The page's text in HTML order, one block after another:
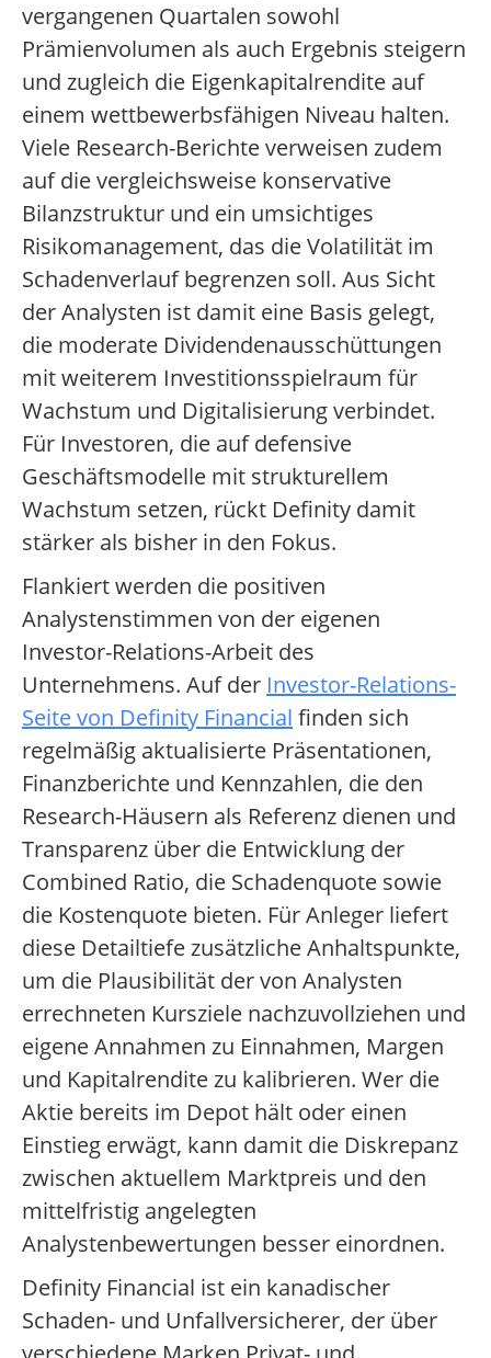
vergangenen Quartalen sowohl
Prämienvolumen als auch Ergebnis steigern
und zugleich die Eigenkapitalrendite auf
einem wettbewerbsfähigen Niveau halten.
Viele Research-Berichte verweisen zudem
auf die vergleichsweise konservative
Bilanzstruktur und ein umsichtiges
Risikomanagement, das die Volatilität im
Schadenverlauf begrenzen soll. Aus Sicht
der Analysten ist damit eine Basis gelegt,
die moderate Dividendenausschüttungen
mit weiterem Investitionsspielraum für
Wachstum und Digitalisierung verbindet.
Für Investoren, die auf defensive
Geschäftsmodelle mit strukturellem
Wachstum setzen, rückt Definity damit
stärker als bisher in den Fokus.
Flankiert werden die positiven
Analystenstimmen von der eigenen
Investor-Relations-Arbeit des
Unternehmens. Auf der Investor-Relations-
Seite von Definity Financial finden sich
regelmäßig aktualisierte Präsentationen,
Finanzberichte und Kennzahlen, die den
Research-Häusern als Referenz dienen und
Transparenz über die Entwicklung der
Combined Ratio, die Schadenquote sowie
die Kostenquote bieten. Für Anleger liefert
diese Detailtiefe zusätzliche Anhaltspunkte,
um die Plausibilität der von Analysten
errechneten Kursziele nachzuvollziehen und
eigene Annahmen zu Einnahmen, Margen
und Kapitalrendite zu kalibrieren. Wer die
Aktie bereits im Depot hält oder einen
Einstieg erwägt, kann damit die Diskrepanz
zwischen aktuellem Marktpreis und den
mittelfristig angelegten
Analystenbewertungen besser einordnen.
Definity Financial ist ein kanadischer
Schaden- und Unfallversicherer, der über